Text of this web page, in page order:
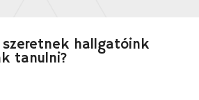
szeretnek hallgatóink
tanulni?